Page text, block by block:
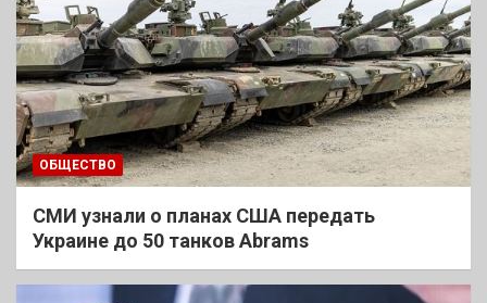
ОБЩЕСТВО
СМИ узнали о планах США передать
Украине до 50 танков Abrams